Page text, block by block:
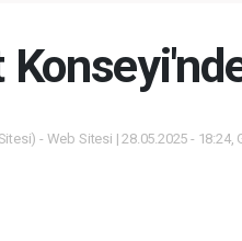
- Web Sitesi | 28.05.2025 - 18:24,